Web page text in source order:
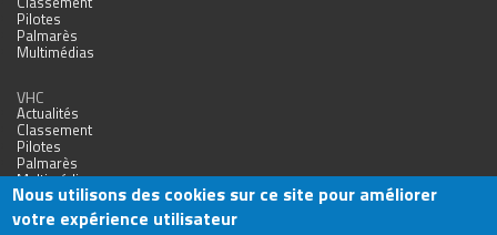
Pilotes
Palmarès
Multimédias
VHC
Actualités
Classement
Pilotes
Palmarès
Multimédias
Nous utilisons des cookies sur ce site pour améliorer
votre expérience utilisateur